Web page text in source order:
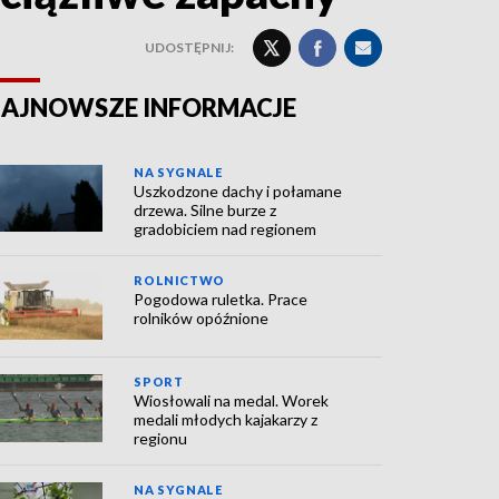
UDOSTĘPNIJ:
INFORMACJE
NA SYGNALE
Uszkodzone dachy i połamane
drzewa. Silne burze z
gradobiciem nad regionem
ROLNICTWO
Pogodowa ruletka. Prace
rolników opóźnione
SPORT
Wiosłowali na medal. Worek
medali młodych kajakarzy z
regionu
NA SYGNALE